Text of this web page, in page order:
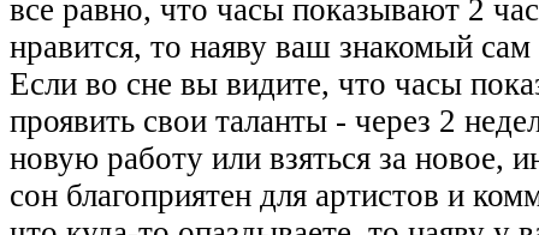
все равно, что часы показывают 2
нравится, то наяву ваш знакомый
Если во сне вы видите, что часы
проявить свои таланты - через 2
новую работу или взяться за новое,
сон благоприятен для артистов и